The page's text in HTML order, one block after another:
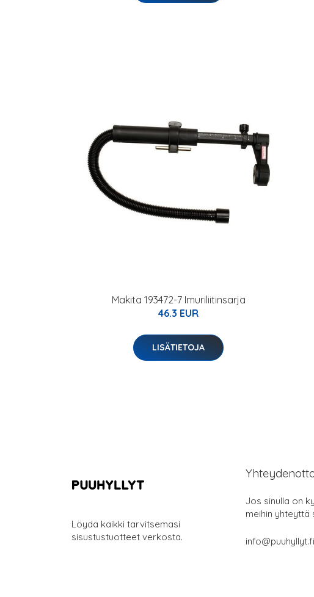
Makita 193472-7 Imuriliitinsarja
46.3 EUR
LISÄTIETOJA
Löydä kaikki tarvitsemasi
sisustustuotteet verkosta.
Jos sinulla on
meihin yhteyttä
info@puuhyllyt.fi